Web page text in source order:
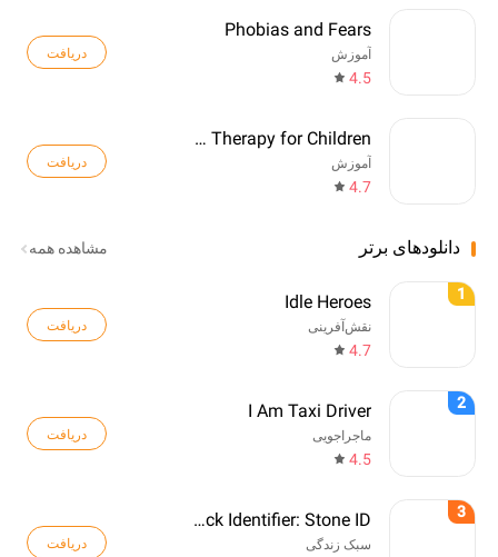
Phobias and Fears
آموزش
4.5
دریافت
Language Therapy for Children
آموزش
4.7
دریافت
دانلودهای برتر مشاهده همه
1
Idle Heroes
نقش‌آفرینی
4.7
دریافت
2
I Am Taxi Driver
ماجراجویی
4.5
دریافت
3
Rock Identifier: Stone ID
سبک زندگی دریافت